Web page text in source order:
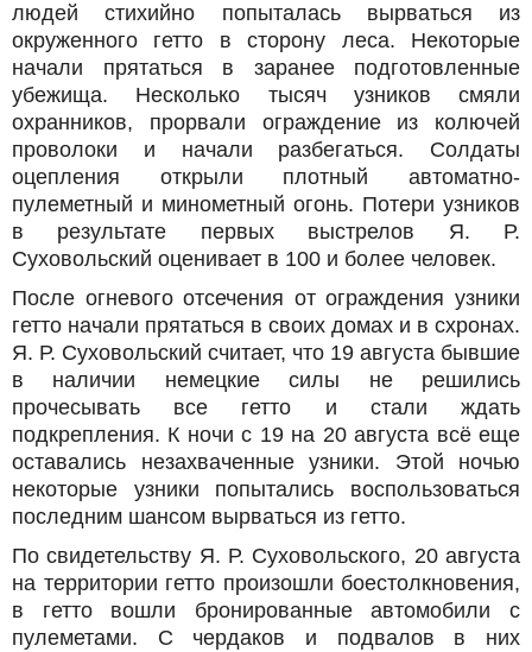
людей стихийно попыталась вырваться из
окруженного гетто в сторону леса. Некоторые
начали прятаться в заранее подготовленные
убежища. Несколько тысяч узников смяли
охранников, прорвали ограждение из колючей
проволоки и начали разбегаться. Солдаты
оцепления открыли плотный автоматно-
пулеметный и минометный огонь. Потери узников
в результате первых выстрелов Я. Р.
Суховольский оценивает в 100 и более человек.
После огневого отсечения от ограждения узники
гетто начали прятаться в своих домах и в схронах.
Я. Р. Суховольский считает, что 19 августа бывшие
в наличии немецкие силы не решились
прочесывать все гетто и стали ждать
подкрепления. К ночи с 19 на 20 августа всё еще
оставались незахваченные узники. Этой ночью
некоторые узники попытались воспользоваться
последним шансом вырваться из гетто.
По свидетельству Я. Р. Суховольского, 20 августа
на территории гетто произошли боестолкновения,
в гетто вошли бронированные автомобили с
пулеметами. С чердаков и подвалов в них